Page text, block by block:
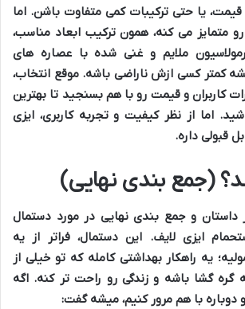
قیمت، یا حتی ترکیبات کمی متفاوت باشن. اما
متمایز می کنه، همون ترکیب ابعاد مناسب،
ملایم و غنی شده با عصاره های
کمتر کسی ازش ناراضی باشه. موقع انتخاب،
کاربران و قیمت رو با هم بسنجید تا بهترین
اما از نظر کیفیت و تجربه کاربری، ایزی
قبولی داره.
(جمع بندی نهایی)
داستان و جمع بندی نهایی در مورد دستمال
ایزی لایف. این دستمال، فراتر از یه
یه راهکار بهداشتی کامله که تو خیلی از
گشا باشه و زندگی رو راحت تر کنه. اگه
دوباره با هم مرور کنیم، میشه گفت: